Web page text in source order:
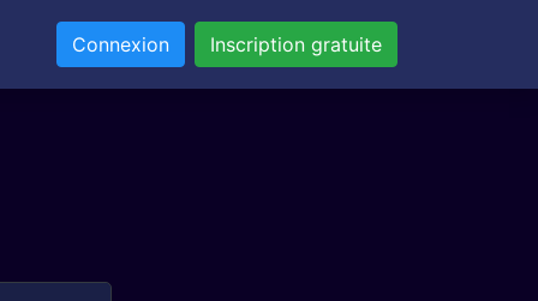
Connexion Inscription gratuite